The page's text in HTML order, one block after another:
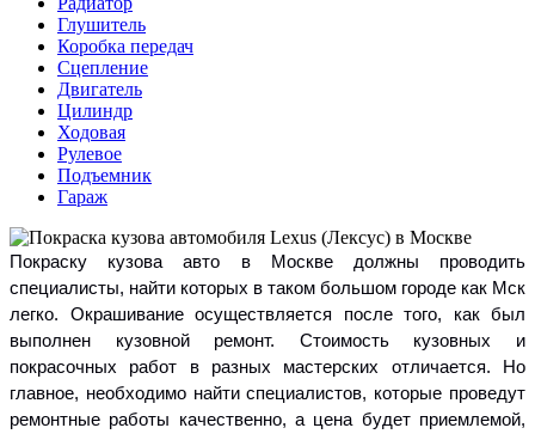
Глушитель
Коробка передач
Сцепление
Двигатель
Цилиндр
Ходовая
Рулевое
Подъемник
Гараж
Покраску кузова авто в Москве должны проводить
специалисты, найти которых в таком большом городе как Мск
легко. Окрашивание осуществляется после того, как был
выполнен кузовной ремонт. Стоимость кузовных и
покрасочных работ в разных мастерских отличается. Но
главное, необходимо найти специалистов, которые проведут
ремонтные работы качественно, а цена будет приемлемой,